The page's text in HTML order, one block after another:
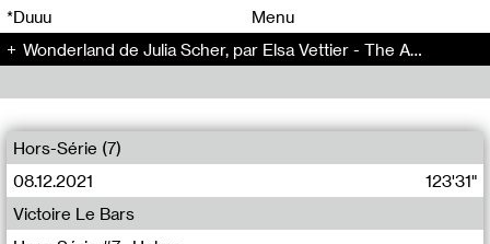
*Duuu
Menu
Wonderland de Julia Scher, par Elsa Vettier - The Artificial Kid (14)
Hors-Série (7)
08.12.2021
123'31"
Victoire Le Bars
00 00
00 00